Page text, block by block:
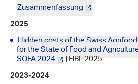
Zusammenfassung
2025
Hidden costs of the Swiss
for the State of Food and
SOFA 2024 | FiBL 2025
2023-2024